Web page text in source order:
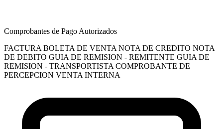
Comprobantes de Pago Autorizados
FACTURA BOLETA DE VENTA NOTA DE CREDITO NOTA
DE DEBITO GUIA DE REMISION - REMITENTE GUIA DE
REMISION - TRANSPORTISTA COMPROBANTE DE
PERCEPCION VENTA INTERNA